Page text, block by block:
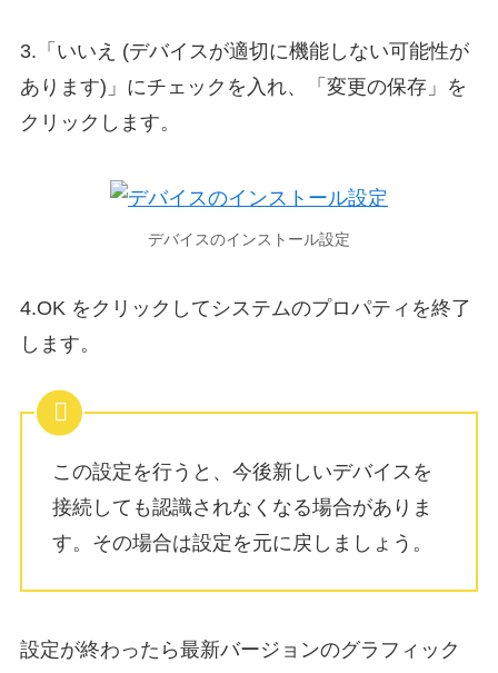
3.「いいえ (デバイスが適切に機能しない可能性が
あります)」にチェックを入れ、「変更の保存」を
クリックします。
デバイスのインストール設定
4.OK をクリックしてシステムのプロパティを終了
します。
この設定を行うと、今後新しいデバイスを
接続しても認識されなくなる場合がありま
す。その場合は設定を元に戻しましょう。
設定が終わったら最新バージョンのグラフィック